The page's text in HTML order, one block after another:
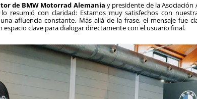
de BMW Motorrad Alemania y presidente de la Asociación
resumió con claridad: Estamos muy satisfechos con
afluencia constante. Más allá de la frase, el mensaje fue
espacio clave para dialogar directamente con el usuario final.